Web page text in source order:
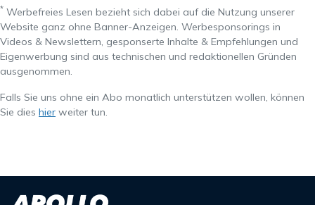
* Werbefreies Lesen bezieht sich dabei auf die Nutzung unserer
Website ganz ohne Banner-Anzeigen. Werbesponsorings in
Videos & Newslettern, gesponserte Inhalte & Empfehlungen und
Eigenwerbung sind aus technischen und redaktionellen Gründen
ausgenommen.
Falls Sie uns ohne ein Abo monatlich unterstützen wollen, können
Sie dies hier weiter tun.